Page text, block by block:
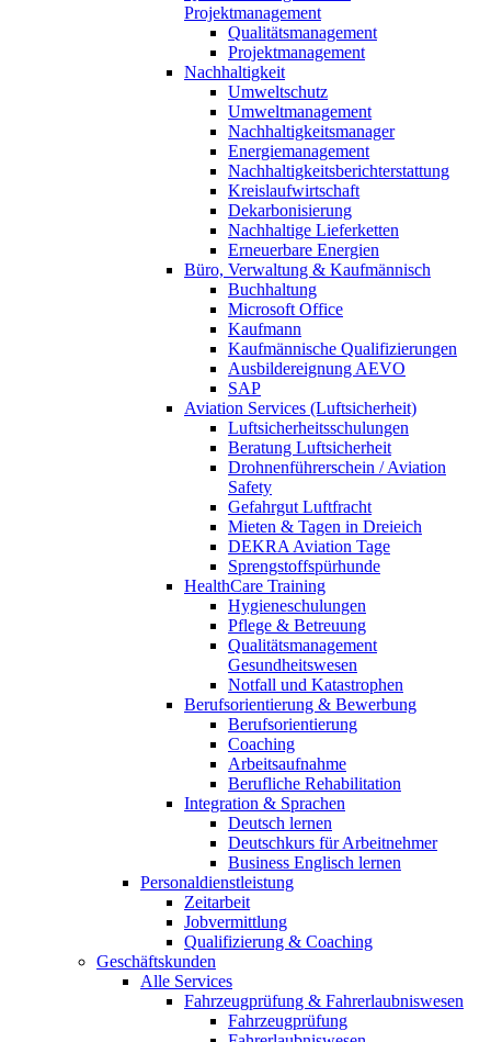
Projektmanagement
Qualitätsmanagement
Projektmanagement
Nachhaltigkeit
Umweltschutz
Umweltmanagement
Nachhaltigkeitsmanager
Energiemanagement
Nachhaltigkeitsberichterstattung
Kreislaufwirtschaft
Dekarbonisierung
Nachhaltige Lieferketten
Erneuerbare Energien
Büro, Verwaltung & Kaufmännisch
Buchhaltung
Microsoft Office
Kaufmann
Kaufmännische Qualifizierungen
Ausbildereignung AEVO
SAP
Aviation Services (Luftsicherheit)
Luftsicherheitsschulungen
Beratung Luftsicherheit
Drohnenführerschein / Aviation
Safety
Gefahrgut Luftfracht
Mieten & Tagen in Dreieich
DEKRA Aviation Tage
Sprengstoffspürhunde
HealthCare Training
Hygieneschulungen
Pflege & Betreuung
Qualitätsmanagement
Gesundheitswesen
Notfall und Katastrophen
Berufsorientierung & Bewerbung
Berufsorientierung
Coaching
Arbeitsaufnahme
Berufliche Rehabilitation
Integration & Sprachen
Deutsch lernen
Deutschkurs für Arbeitnehmer
Business Englisch lernen
Personaldienstleistung
Zeitarbeit
Jobvermittlung
Qualifizierung & Coaching
Geschäftskunden
Alle Services
Fahrzeugprüfung & Fahrerlaubniswesen
Fahrzeugprüfung